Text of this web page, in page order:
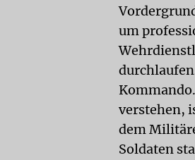
um
verstehen,
dem
Soldaten